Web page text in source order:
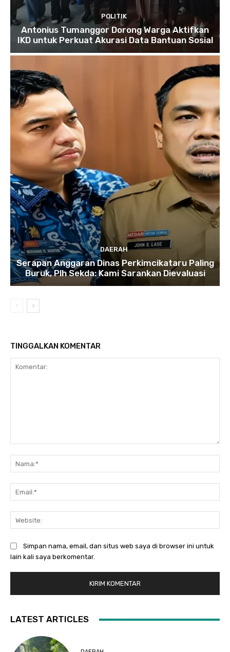
POLITIK
Antonius Tumanggor Dorong Warga Aktifkan
IKD untuk Perkuat Akurasi Data Bantuan Sosial
DAERAH
Serapan Anggaran Dinas Perkimcikataru Paling
Buruk, Plh Sekda: Kami Sarankan Dievaluasi
TINGGALKAN KOMENTAR
Simpan nama, email, dan situs web saya di browser ini untuk
lain kali saya berkomentar.
LATEST ARTICLES